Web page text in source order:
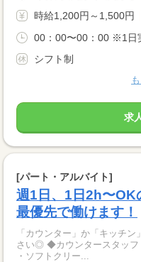
時給1,200円～1,500円
00：00〜00：00 ※1日
シフト制
求
[パート・アルバイト]
週1日、1日2h〜OK
最優先で働けます！
「カウンター」か「キッチ
さい◎ ◆カウンタースタッフ ・レジでの接客、注文 ・ドリンク作り
・ソフトクリー...